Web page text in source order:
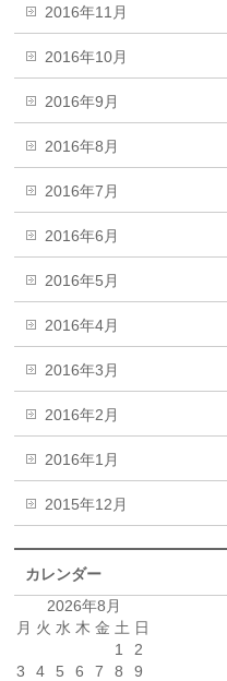
2016年11月
2016年10月
2016年9月
2016年8月
2016年7月
2016年6月
2016年5月
2016年4月
2016年3月
2016年2月
2016年1月
2015年12月
カレンダー
2026年8月
月 火 水 木 金 土 日
1
2
3
4 5 6 7 8
9